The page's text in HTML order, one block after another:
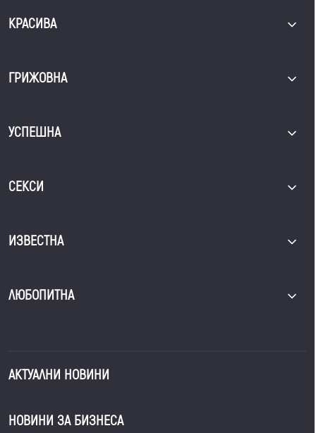
КРАСИВА
ГРИЖОВНА
УСПЕШНА
СЕКСИ
ИЗВЕСТНА
ЛЮБОПИТНА
АКТУАЛНИ НОВИНИ
НОВИНИ ЗА БИЗНЕСА